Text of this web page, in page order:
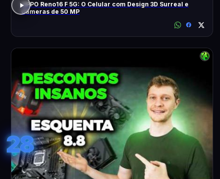
OPPO Reno16 F 5G: O Celular com Design 3D Surreal e
Câmeras de 50 MP
28